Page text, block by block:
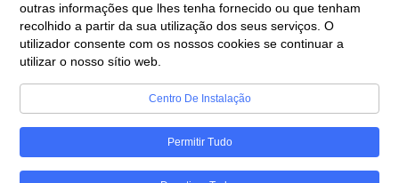
Ao prosseguir, você aceita nossa política de
privacidade.
outras informações que lhes tenha fornecido ou que tenham
recolhido a partir da sua utilização dos seus serviços. O
utilizador consente com os nossos cookies se continuar a
utilizar o nosso sítio web.
Centro De Instalação
Permitir Tudo